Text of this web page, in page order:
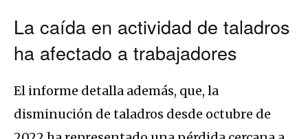
La caída en actividad de taladros
ha afectado a trabajadores
El informe detalla además, que, la
disminución de taladros desde octubre de